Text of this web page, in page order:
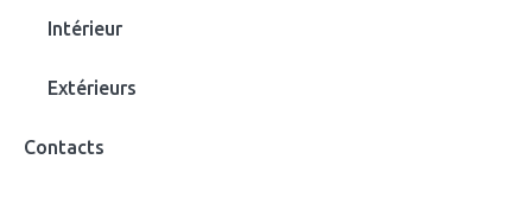
Intérieur
Extérieurs
Contacts